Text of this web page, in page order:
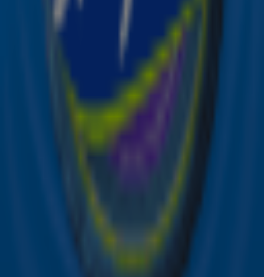
gratis Sky-app of via SkyRadio.nl.
Ontvang onze nieuwsbrief
Meld je aan voor de nieuwsbrief van Sky Radio en blijf op
de hoogte van alle leuke winacties en het laatste nieuws
over je favoriete Sky-artiesten.
Meld je aan voor onze wekelijkse nieuwsbrief met daarin
het laatste nieuws en aanbiedingen die wijzelf of in
samenwerking met onze partners organiseren. Je kunt je
op ieder moment afmelden. Zie voor meer informatie de